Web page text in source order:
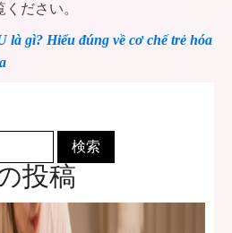
ださい。
là gì? Hiểu đúng về cơ chế trẻ hóa
投稿